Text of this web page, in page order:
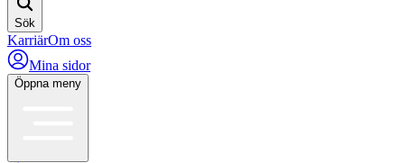
Sök
KarriärOm oss
Mina sidor
Öppna meny